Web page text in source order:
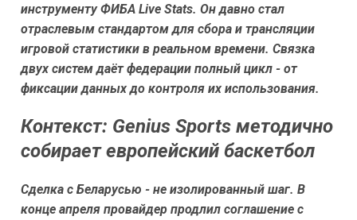
инструменту ФИБА Live Stats. Он давно стал
отраслевым стандартом для сбора и трансляции
игровой статистики в реальном времени. Связка
двух систем даёт федерации полный цикл - от
фиксации данных до контроля их использования.
Контекст: Genius Sports методично
собирает европейский баскетбол
Сделка с Беларусью - не изолированный шаг. В
конце апреля провайдер продлил соглашение с